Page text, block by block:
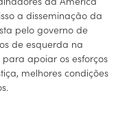
a disseminação da
pelo governo de
de esquerda na
apoiar os esforços
melhores condições